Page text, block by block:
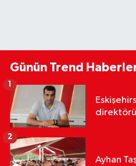
Günün Trend
direktörü
Ayhan
2